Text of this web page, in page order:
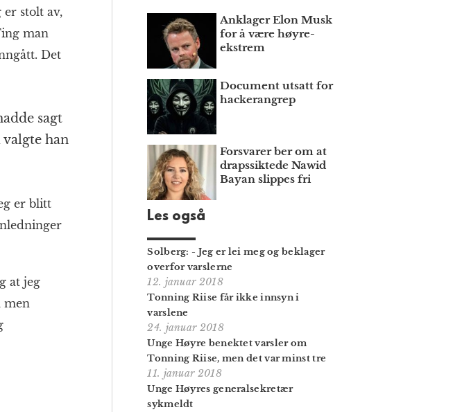
stolt av,
man
Det
sagt
han
er blitt
at jeg
men
Anklager Elon Musk
for å være høyre­
ekstrem
Document utsatt for
hackerangrep
Forsvarer ber om at
draps­siktede Nawid
Bayan slippes fri
Les også
Solberg: - Jeg er lei meg og beklager
overfor varslerne
12. januar 2018
Tonning Riise får ikke innsyn i
varslene
24. januar 2018
Unge Høyre benektet varsler om
Tonning Riise, men det var minst tre
11. januar 2018
Unge Høyres generalsekretær
sykmeldt